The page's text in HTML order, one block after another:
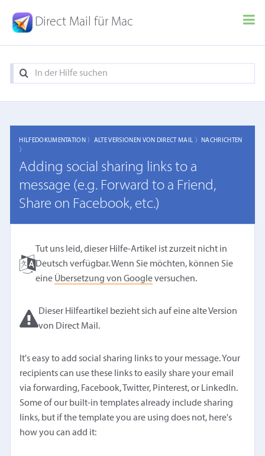
Direct Mail für Mac
HILFEDOKUMENTATION 〉 ALTE VERSIONEN VON DIRECT MAIL 〉 NACHRICHTEN
〉
Adding social sharing links to a
message (e.g. Forward to a Friend,
Share on Facebook, etc.)
Tut uns leid, dieser Hilfe-Artikel ist zurzeit nicht in
Deutsch verfügbar. Wenn Sie möchten, können Sie
eine Übersetzung von Googleversuchen.
Dieser Hilfeartikel bezieht sich auf eine alte Version
von Direct Mail.
It's easy to add social sharing links to your message. Your
recipients can use these links to easily share your email
via forwarding, Facebook, Twitter, Pinterest, or LinkedIn.
Some of our built-in templates already include sharing
links, but if the template you are using does not, here's
how you can add it: